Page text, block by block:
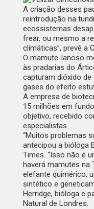
A criação desses
reintrodução na
ecossistemas
frear, ou mesmo a
climáticas”, prevê a
O mamute-lanoso
às pradarias do
capturam dióxido
gases do efeito
A empresa de
15 milhões em
objetivo, recebido
especialistas.
“Muitos problemas
antecipou a bióloga
Times. “Isso não é
haverá mamutes na
elefante quimérico,
sintético e
Herridge, bióloga e
Natural de Londres.